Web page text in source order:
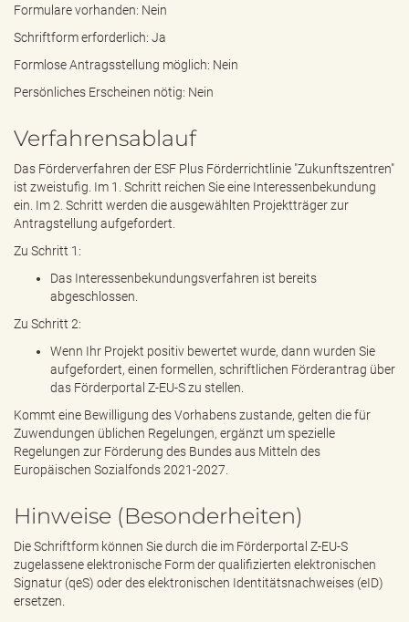
Formulare vorhanden: Nein
Schriftform erforderlich: Ja
Formlose Antragsstellung möglich: Nein
Persönliches Erscheinen nötig: Nein
Verfahrensablauf
Das Förderverfahren der ESF Plus Förderrichtlinie "Zukunftszentren"
ist zweistufig. Im 1. Schritt reichen Sie eine Interessenbekundung
ein. Im 2. Schritt werden die ausgewählten Projektträger zur
Antragstellung aufgefordert.
Zu Schritt 1:
Das Interessenbekundungsverfahren ist bereits
abgeschlossen.
Zu Schritt 2:
Wenn Ihr Projekt positiv bewertet wurde, dann wurden Sie
aufgefordert, einen formellen, schriftlichen Förderantrag über
das Förderportal Z-EU-S zu stellen.
Kommt eine Bewilligung des Vorhabens zustande, gelten die für
Zuwendungen üblichen Regelungen, ergänzt um spezielle
Regelungen zur Förderung des Bundes aus Mitteln des
Europäischen Sozialfonds 2021-2027.
Hinweise (Besonderheiten)
Die Schriftform können Sie durch die im Förderportal Z-EU-S
zugelassene elektronische Form der qualifizierten elektronischen
Signatur (qeS) oder des elektronischen Identitätsnachweises (eID)
ersetzen.